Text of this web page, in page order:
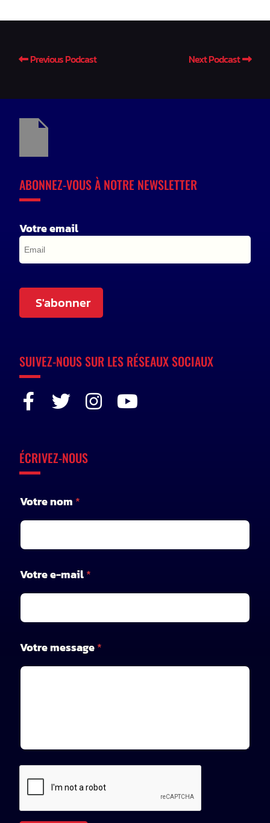
Previous Podcast Next Podcast
ABONNEZ-VOUS À NOTRE NEWSLETTER
Votre email
S'abonner
SUIVEZ-NOUS SUR LES RÉSEAUX SOCIAUX
ÉCRIVEZ-NOUS
Votre nom *
e
s
s
a
e
V
o
Votre e-mail*
Votre message*